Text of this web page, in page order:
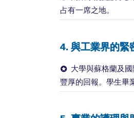
占有一席之地。
4. 與工業界的緊
大學與蘇格蘭及
豐厚的回報。學生畢